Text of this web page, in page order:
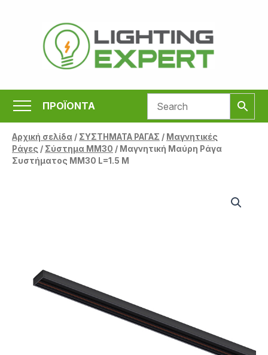
περιεχόμενο
ΠΡΟΪΟΝΤΑ
Αρχική σελίδα/ ΣΥΣΤΗΜΑΤΑ ΡΑΓΑΣ / Μαγνητικές
Ράγες / Σύστημα MM30 / Μαγνητική Μαύρη Ράγα
Συστήματος ΜΜ30 L=1.5 M